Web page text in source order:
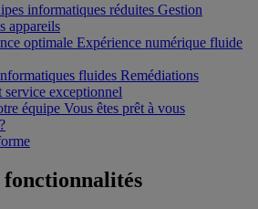
informatiques réduites Gestion
appareils
optimale Expérience numérique fluide
fluides Remédiations
service exceptionnel
équipe Vous êtes prêt à vous